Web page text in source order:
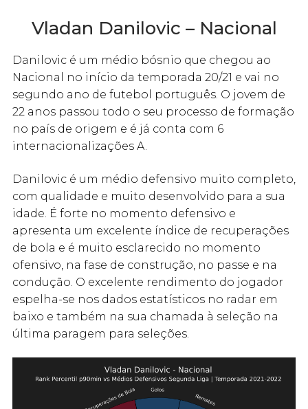
Vladan Danilovic – Nacional
Danilovic é um médio bósnio que chegou ao
Nacional no início da temporada 20/21 e vai no
segundo ano de futebol português. O jovem de
22 anos passou todo o seu processo de formação
no país de origem e é já conta com 6
internacionalizações A.
Danilovic é um médio defensivo muito completo,
com qualidade e muito desenvolvido para a sua
idade. É forte no momento defensivo e
apresenta um excelente índice de recuperações
de bola e é muito esclarecido no momento
ofensivo, na fase de construção, no passe e na
condução. O excelente rendimento do jogador
espelha-se nos dados estatísticos no radar em
baixo e também na sua chamada à seleção na
última paragem para seleções.